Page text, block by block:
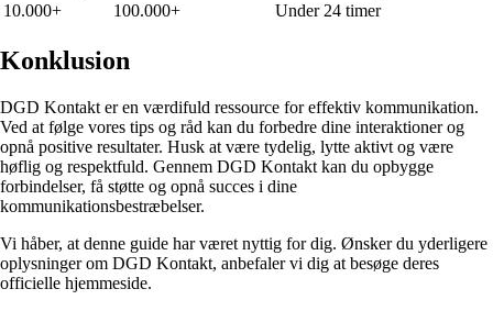
10.000+
100.000+ Under 24 timer
Konklusion
DGD Kontakt er en værdifuld ressource for effektiv kommunikation.
Ved at følge vores tips og råd kan du forbedre dine interaktioner og
opnå positive resultater. Husk at være tydelig, lytte aktivt og være
høflig og respektfuld. Gennem DGD Kontakt kan du opbygge
forbindelser, få støtte og opnå succes i dine
kommunikationsbestræbelser.
Vi håber, at denne guide har været nyttig for dig. Ønsker du yderligere
oplysninger om DGD Kontakt, anbefaler vi dig at besøge deres
officielle hjemmeside.